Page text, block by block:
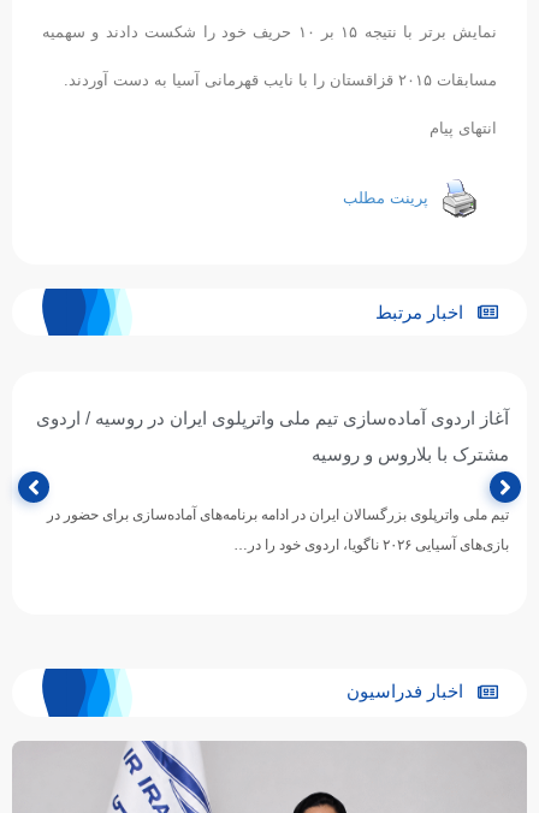
نمایش برتر با نتیجه ۱۵ بر ۱۰ حریف خود را شکست دادند و سهمیه
مسابقات ۲۰۱۵ قزاقستان را با نایب قهرمانی آسیا به دست آوردند.
انتهای پیام
پرینت مطلب
اخبار مرتبط
آغاز اردوی آماده‌سازی تیم ملی واترپلوی ایران در روسیه / اردوی
مشترک با بلاروس و روسیه
تیم ملی واترپلوی بزرگسالان ایران در ادامه برنامه‌های آماده‌سازی برای حضور در
بازی‌های آسیایی ۲۰۲۶ ناگویا، اردوی خود را در…
اخبار فدراسیون